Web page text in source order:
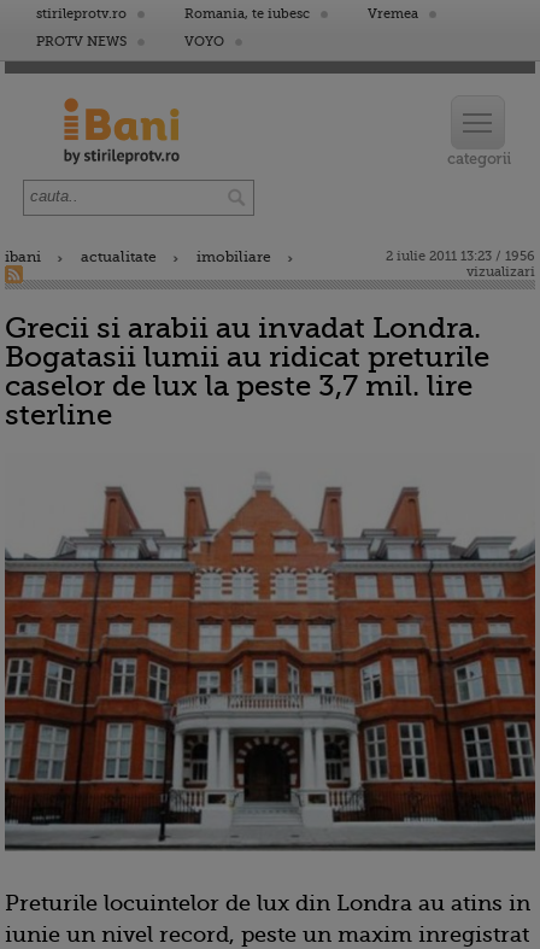
stirileprotv.ro Romania, te iubesc
Vremea
PROTV NEWS
VOYO
ibani actualitate imobiliare
2 iulie 2011 13:23 / 1956
vizualizari
Grecii si arabii au invadat Londra.
Bogatasii lumii au ridicat preturile
caselor de lux la peste 3,7 mil. lire
sterline
Preturile locuintelor de lux din Londra au atins in
iunie un nivel record, peste un maxim inregistrat